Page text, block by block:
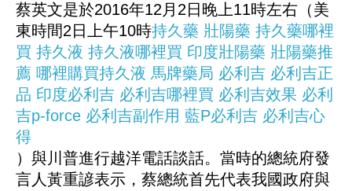
蔡英文是於2016年12月2日晚上11時左右（美
東時間2日上午10時持久藥 壯陽藥 持久藥哪裡
買 持久液 持久液哪裡買 印度壯陽藥 壯陽藥推
薦 哪裡購買持久液 馬牌藥局 必利吉 必利吉正
品 印度必利吉 必利吉哪裡買 必利吉效果 必利
吉p-force 必利吉副作用 藍P必利吉 必利吉心
得
）與川普進行越洋電話談話。當時的總統府發
言人黃重諺表示，蔡總統首先代表我國政府與